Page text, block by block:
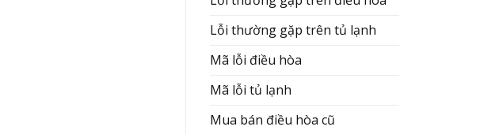
Lỗi thường gặp trên tủ lạnh
Mã lỗi điều hòa
Mã lỗi tủ lạnh
Mua bán điều hòa cũ